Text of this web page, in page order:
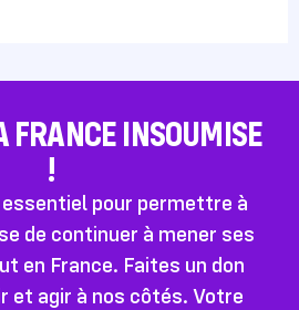
FRANCE INSOUMISE
!
pour permettre à
de continuer à mener ses
en France. Faites un don
et agir à nos côtés. Votre